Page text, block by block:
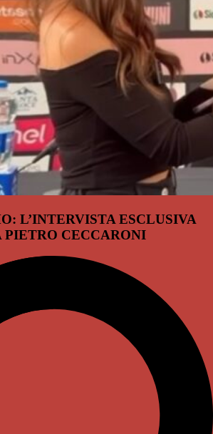
L’INTERVISTA ESCLUSIVA
CECCARONI